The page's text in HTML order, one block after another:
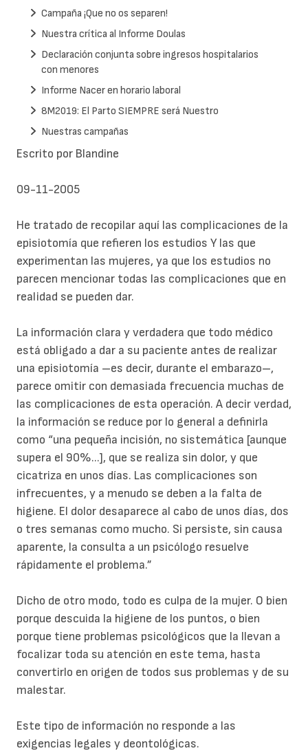
Escrito por Blandine
09-11-2005
He tratado de recopilar aquí las complicaciones de la
episiotomía que refieren los estudios Y las que
experimentan las mujeres, ya que los estudios no
parecen mencionar todas las complicaciones que en
realidad se pueden dar.
La información clara y verdadera que todo médico
está obligado a dar a su paciente antes de realizar
una episiotomía –es decir, durante el embarazo–,
parece omitir con demasiada frecuencia muchas de
las complicaciones de esta operación. A decir verdad,
la información se reduce por lo general a definirla
como “una pequeña incisión, no sistemática [aunque
supera el 90%...], que se realiza sin dolor, y que
cicatriza en unos días. Las complicaciones son
infrecuentes, y a menudo se deben a la falta de
higiene. El dolor desaparece al cabo de unos días, dos
o tres semanas como mucho. Si persiste, sin causa
aparente, la consulta a un psicólogo resuelve
rápidamente el problema.”
Dicho de otro modo, todo es culpa de la mujer. O bien
porque descuida la higiene de los puntos, o bien
porque tiene problemas psicológicos que la llevan a
focalizar toda su atención en este tema, hasta
convertirlo en origen de todos sus problemas y de su
malestar.
Este tipo de información no responde a las
exigencias legales y deontológicas.
Campaña ¡Que no os separen!
Nuestra crítica al Informe Doulas
Declaración conjunta sobre ingresos hospitalarios
con menores
Informe Nacer en horario laboral
8M2019: El Parto SIEMPRE será Nuestro
Nuestras campañas